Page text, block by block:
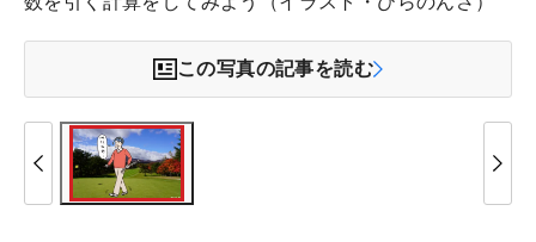
この写真の記事を読む